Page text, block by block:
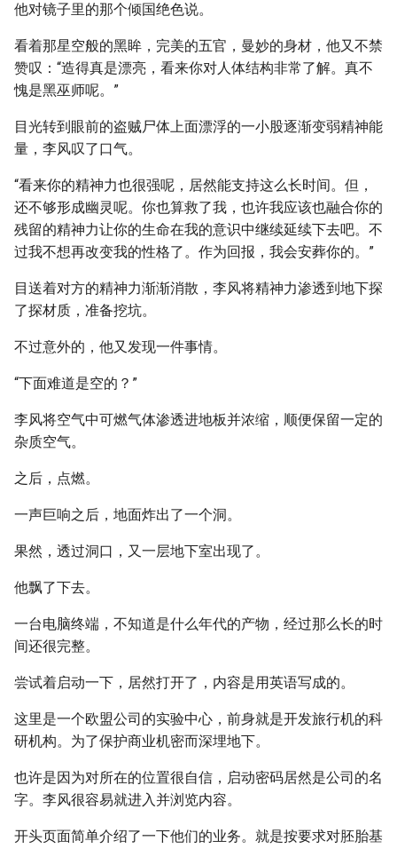
他对镜子里的那个倾国绝色说。
看着那星空般的黑眸，完美的五官，曼妙的身材，他又不禁
赞叹：“造得真是漂亮，看来你对人体结构非常了解。真不
愧是黑巫师呢。”
目光转到眼前的盗贼尸体上面漂浮的一小股逐渐变弱精神能
量，李风叹了口气。
“看来你的精神力也很强呢，居然能支持这么长时间。但，
还不够形成幽灵呢。你也算救了我，也许我应该也融合你的
残留的精神力让你的生命在我的意识中继续延续下去吧。不
过我不想再改变我的性格了。作为回报，我会安葬你的。”
目送着对方的精神力渐渐消散，李风将精神力渗透到地下探
了探材质，准备挖坑。
不过意外的，他又发现一件事情。
“下面难道是空的？”
李风将空气中可燃气体渗透进地板并浓缩，顺便保留一定的
杂质空气。
之后，点燃。
一声巨响之后，地面炸出了一个洞。
果然，透过洞口，又一层地下室出现了。
他飘了下去。
一台电脑终端，不知道是什么年代的产物，经过那么长的时
间还很完整。
尝试着启动一下，居然打开了，内容是用英语写成的。
这里是一个欧盟公司的实验中心，前身就是开发旅行机的科
研机构。为了保护商业机密而深埋地下。
也许是因为对所在的位置很自信，启动密码居然是公司的名
字。李风很容易就进入并浏览内容。
开头页面简单介绍了一下他们的业务。就是按要求对胚胎基